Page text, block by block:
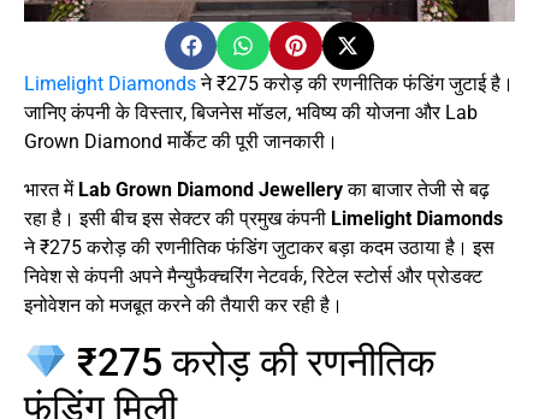
Limelight Diamondsने ₹275 करोड़ की रणनीतिक फंडिंग जुटाई है।
जानिए कंपनी के विस्तार, बिजनेस मॉडल, भविष्य की योजना और Lab
Grown Diamond मार्केट की पूरी जानकारी।
भारत में Lab Grown Diamond Jewelleryका बाजार तेजी से बढ़
रहा है। इसी बीच इस सेक्टर की प्रमुख कंपनी Limelight Diamonds
ने ₹275 करोड़ की रणनीतिक फंडिंग जुटाकर बड़ा कदम उठाया है। इस
निवेश से कंपनी अपने मैन्युफैक्चरिंग नेटवर्क, रिटेल स्टोर्स और प्रोडक्ट
इनोवेशन को मजबूत करने की तैयारी कर रही है।
₹275 करोड़ की रणनीतिक
फंडिंग मिली